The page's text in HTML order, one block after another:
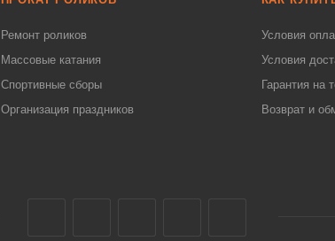
Ремонт роликов
Массовые катания
Спортивные сборы
Организация праздников
Условия
Условия
Гарантия на
Возврат и